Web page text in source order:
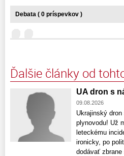
Debata ( 0 príspevkov )
Ďalšie články od
UA dron s
09.08.2026
Ukrajinský
plynovodu! Už
leteckému
ironicky, po
dodávať